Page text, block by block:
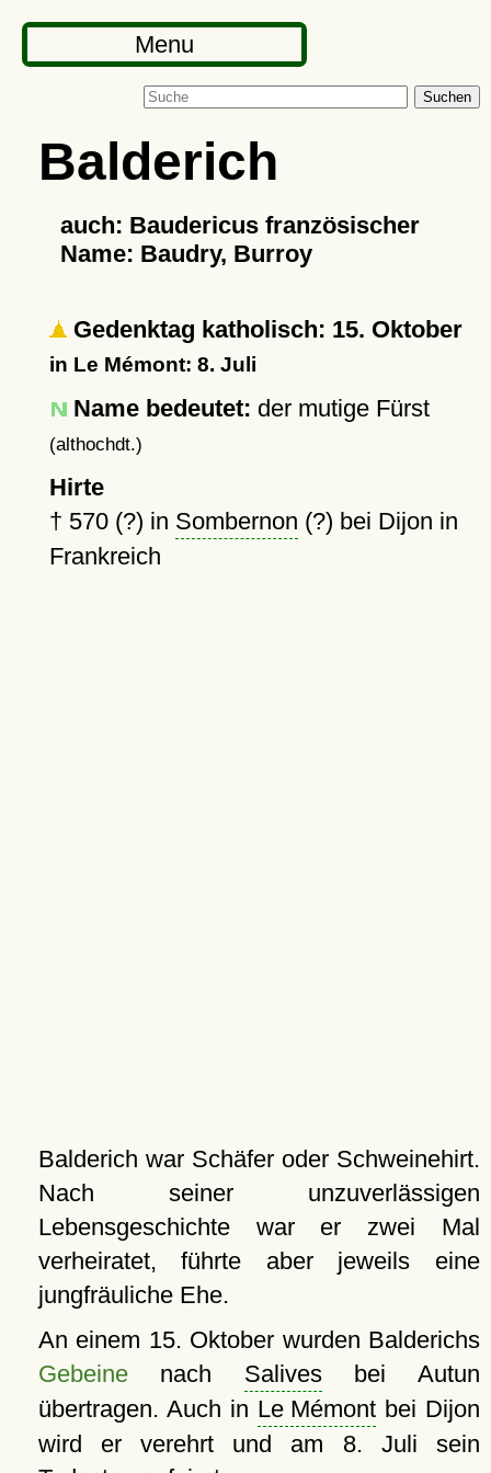
Menu
Suchen
Balderich
auch: Baudericus französischer
Name: Baudry, Burroy
Gedenktag katholisch: 15. Oktober
in Le Mémont: 8. Juli
Name bedeutet: der mutige Fürst
(althochdt.)
Hirte
† 570 (?) in Sombernon (?) bei Dijon in
Frankreich
Balderich war Schäfer oder Schweinehirt.
Nach seiner unzuverlässigen
Lebensgeschichte war er zwei Mal
verheiratet, führte aber jeweils eine
jungfräuliche Ehe.
An einem 15. Oktober wurden Balderichs
Gebeinenach Salivesbei Autun
übertragen. Auch in Le Mémontbei Dijon
wird er verehrt und am 8. Juli sein